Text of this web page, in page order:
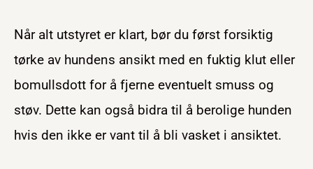
Når alt utstyret er klart, bør du først forsiktig
tørke av hundens ansikt med en fuktig klut eller
bomullsdott for å fjerne eventuelt smuss og
støv. Dette kan også bidra til å berolige hunden
hvis den ikke er vant til å bli vasket i ansiktet.